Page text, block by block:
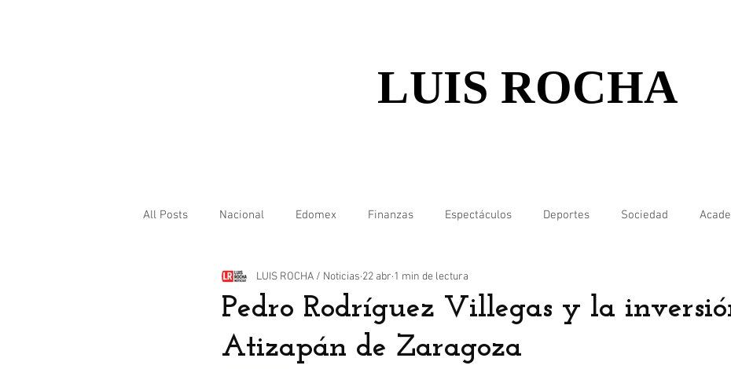
LUIS ROCHA
All Posts Nacional Edomex Finanzas Espectáculos Deportes Sociedad
Internacional
Pedro Rodríguez Villegas y la
Atizapán de Zaragoza
LUIS ROCHA / Noticias 22 abr 1 min de lectura